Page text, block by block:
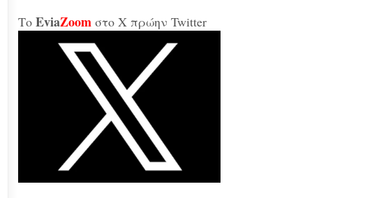
Μύδροι της αντιπολίτευσης για τις νέες
Τζαβέλλας αθώωσε και τον εαυτό του,
καταπάτησε βάναυσα το ήδη
κακοποιημένο κράτος δικαίου με μία
πραξικοματική διάταξη, θα κληθούν
για να λογοδοτήσουν και πρωτίστως ο
διευθύνων και αυτού του εγκλήματος
κ.Μητσοτάκης...»
Χαλκίδα: Δείτε ζωντανά την κίνηση
στη Παλαιά Γέφυρα (LIVE ΕΙΚΟΝΑ)
Το EviaZoom στο X πρώην Twitter